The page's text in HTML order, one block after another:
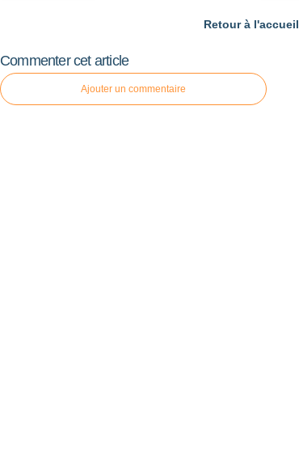
Retour à l'accueil
Commenter cet article
Ajouter un commentaire